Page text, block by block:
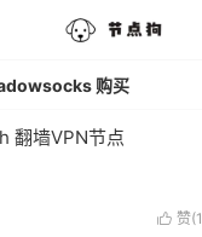
购买
翻墙VPN节点
 赞(1